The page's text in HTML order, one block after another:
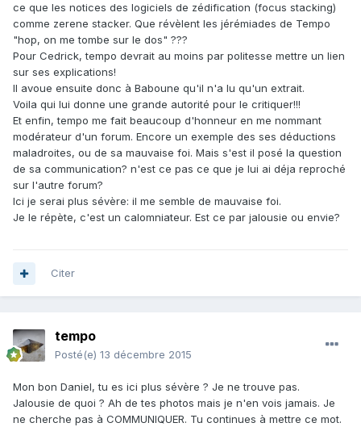
ce que les notices des logiciels de zédification (focus stacking)
comme zerene stacker. Que révèlent les jérémiades de Tempo
"hop, on me tombe sur le dos" ???
Pour Cedrick, tempo devrait au moins par politesse mettre un lien
sur ses explications!
Il avoue ensuite donc à Baboune qu'il n'a lu qu'un extrait.
Voila qui lui donne une grande autorité pour le critiquer!!!
Et enfin, tempo me fait beaucoup d'honneur en me nommant
modérateur d'un forum. Encore un exemple des ses déductions
maladroites, ou de sa mauvaise foi. Mais s'est il posé la question
de sa communication? n'est ce pas ce que je lui ai déja reproché
sur l'autre forum?
Ici je serai plus sévère: il me semble de mauvaise foi.
Je le répète, c'est un calomniateur. Est ce par jalousie ou envie?
Citer
tempo
Posté(e) 13 décembre 2015
Mon bon Daniel, tu es ici plus sévère ? Je ne trouve pas.
Jalousie de quoi ? Ah de tes photos mais je n'en vois jamais. Je
ne cherche pas à COMMUNIQUER. Tu continues à mettre ce mot.